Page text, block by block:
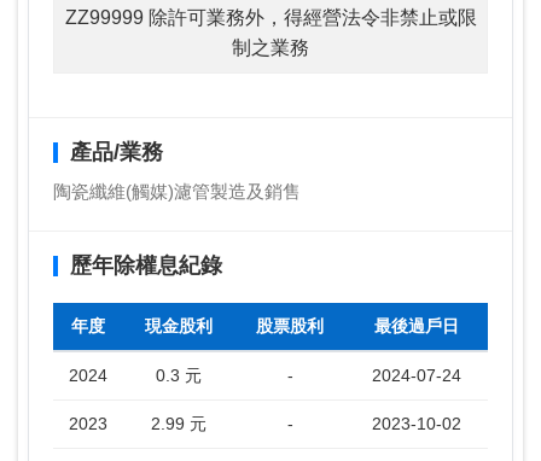
ZZ99999 除許可業務外，得經營法令非禁止或限
制之業務
產品/業務
陶瓷纖維(觸媒)濾管製造及銷售
歷年除權息紀錄
年度 現金股利 股票股利 最後過戶日
2024 0.3 元 - 2024-07-24
2023 2.99 元 - 2023-10-02